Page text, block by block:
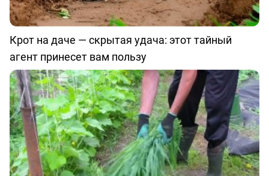
Крот на даче — скрытая удача: этот тайный
агент принесет вам пользу